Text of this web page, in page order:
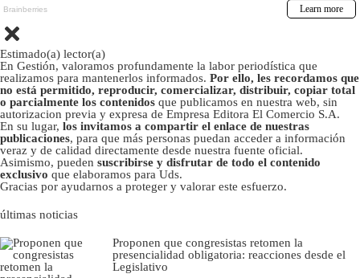
Estimado(a) lector(a)
En Gestión, valoramos profundamente la labor periodística que
realizamos para mantenerlos informados. Por ello, les recordamos que
no está permitido, reproducir, comercializar, distribuir, copiar total
o parcialmente los contenidos que publicamos en nuestra web, sin
autorizacion previa y expresa de Empresa Editora El Comercio S.A.
En su lugar, los invitamos a compartir el enlace de nuestras
publicaciones, para que más personas puedan acceder a información
veraz y de calidad directamente desde nuestra fuente oficial.
Asimismo, pueden suscribirse y disfrutar de todo el contenido
exclusivo que elaboramos para Uds.
Gracias por ayudarnos a proteger y valorar este esfuerzo.
últimas noticias
Proponen que congresistas retomen la
presencialidad obligatoria: reacciones desde el
Legislativo